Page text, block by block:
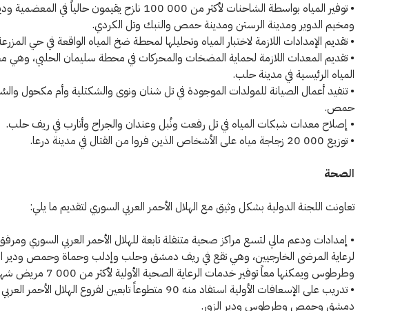
• توفير المياه بواسطة الشاحنات لأكثر من 000 100 نازح يقيمون حالياً في
ومخيم الدوير ومدينة الرستن ومدينة حمص والنبك وتل الكردي.
• تقديم الإمدادات اللازمة لاختبار المياه وتحليلها لمحطة ضخ المياه الواقعة في حي
• تقديم المعدات اللازمة لحماية المضخات والمحركات في محطة سليمان الحلبي،
المياه الرئيسية في مدينة حلب.
• تنفيد أعمال الصيانة للمولدات الموجودة في تل شنان ونوى والشكتلية وأم مكحول
حمص.
• إصلاح معدات شبكات المياه في تل رفعت ونُبل وعندان والجراح وأتارب في ريف حلب.
• توزيع 000 20 زجاجة مياه على الأشخاص الذين فروا من القتال في مدينة درعا.
الصحة
تعاونت اللجنة الدولية بشكل وثيق مع الهلال الأحمر العربي السوري لتقديم ما يلي:
• إمدادات ودعم مالي لتسع مراكز صحية متنقلة تابعة للهلال الأحمر العربي السوري
لرعاية المرضى الخارجيين، وهي تقع في ريف دمشق وحلب وإدلب وحماة وحمص ودير
وطرطوس ويمكنها معاً توفير خدمات الرعاية الصحية الأولية لأكثر من 000 7 مريض شهرياً.
• تدريب على الإسعافات الأولية استفاد منه 90 متطوعاً تابعين لفروع الهلال
دمشق وحمص وطرطوس ودير الزور.